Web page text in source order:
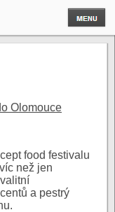
Olomouce
food festivalu
než jen
a pestrý